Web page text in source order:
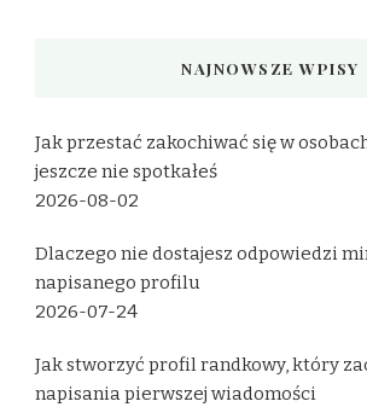
NAJNOWSZE WPISY
Jak przestać zakochiwać się w
jeszcze nie spotkałeś
2026-08-02
Dlaczego nie dostajesz odpowiedzi
napisanego profilu
2026-07-24
Jak stworzyć profil randkowy, który
napisania pierwszej wiadomości